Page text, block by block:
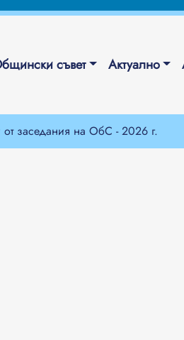
съвет Актуално
от заседания на ОбС - 2026 г.